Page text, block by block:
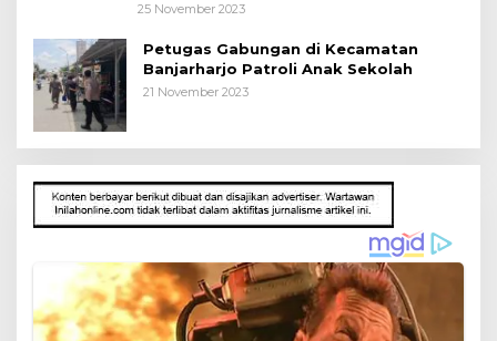
25 November 2023
Petugas Gabungan di Kecamatan
Banjarharjo Patroli Anak Sekolah
21 November 2023